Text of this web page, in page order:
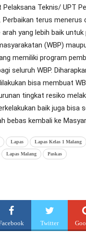
Pelaksana Teknis/ UPT
Perbaikan terus menerus
yang lebih baik untuk
(WBP)
memiliki program
seluruh WBP.
bisa membuat
tingkat resiko
baik juga bisa
bebas kembali ke
Lapas Lapas Kelas 1 Malang
Lapas Malang Paskas
Twitter